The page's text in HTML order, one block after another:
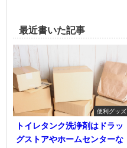
最近書いた記事
便利グッズ
トイレタンク洗浄剤はドラッ
グストアやホームセンターな